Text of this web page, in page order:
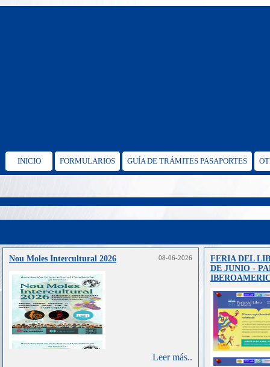
INICIO FORMULARIOS GUÍA DE TRÁMITES PASAPORTES
Nou Moles Intercultural 2026 08-06-2026
Leer más..
FERIA DEL
DE JUNIO -